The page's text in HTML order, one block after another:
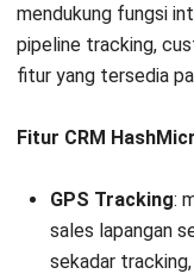
mendukung fungsi
pipeline tracking,
fitur yang tersedia
Fitur CRM
GPS Tracking:
sales lapangan
sekadar